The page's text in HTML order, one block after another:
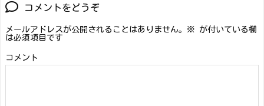
コメントをどうぞ
メールアドレスが公開されることはありません。 ※ が付いている欄
は必須項目です
コメント